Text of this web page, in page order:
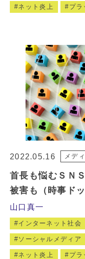
ネット炎上 プラ
2022.05.16 メデ
首長も悩むＳＮ
被害も（時事ド
山口真一
インターネット社会
ソーシャルメディア
ネット炎上 プラ